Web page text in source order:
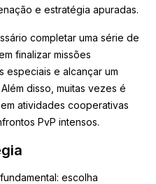
e estratégia apuradas.
completar uma série de
finalizar missões
especiais e alcançar um
disso, muitas vezes é
atividades cooperativas
PvP intensos.
escolha